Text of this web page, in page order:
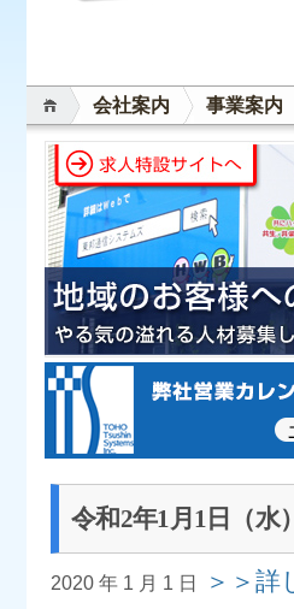
会社案内 事業案内
令和2年1月1日（水）
2020 年 1 月 1 日 ＞＞詳